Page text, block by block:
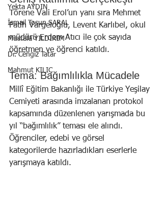
Yekta AYDIN
İsmail Tosun SARAL
Mustafa YILDIRIM
Dr. Cengiz Tatar
Mahmut KILIÇ
Törene Vali Erol’un yanı sıra Mehmet
Fatih Vargeloğlu, Levent Karlıbel, okul
müdürü Erdem Atıcı ile çok sayıda
öğretmen ve öğrenci katıldı.
Tema: Bağımlılıkla Mücadele
Millî Eğitim Bakanlığı ile Türkiye Yeşilay
Cemiyeti arasında imzalanan protokol
kapsamında düzenlenen yarışmada bu
yıl “bağımlılık” teması ele alındı.
Öğrenciler, edebi ve görsel
kategorilerde hazırladıkları eserlerle
yarışmaya katıldı.